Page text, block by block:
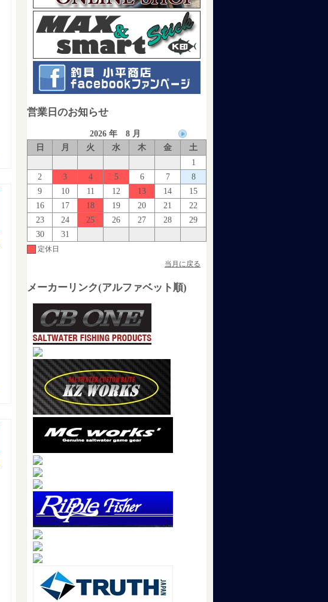
営業日のお知らせ
2026 年 8 月
日
月 火 水 木 金
土
1
2
3 4 5 6 7
8
9
10 11 12 13 14
15
16
17 18 19 20 21
22
23
24 25 26 27 28
29
30
31
定休日
当月に戻る
メーカーリンク(アルファベット順)